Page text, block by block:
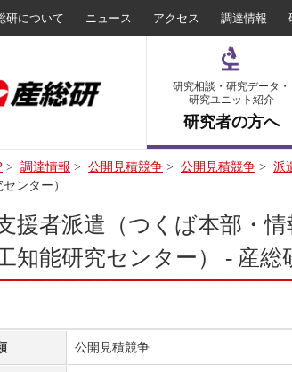
研について ニュース アクセス 調達情報
研究相談・研究データ・
研究ユニット紹介
研究者の方へ
> 調達情報 > 公開見積競争 > 公開見積競争 > 派
ンター）
援者派遣（つくば本部・
工知能研究センター） - 産総
公開見積競争